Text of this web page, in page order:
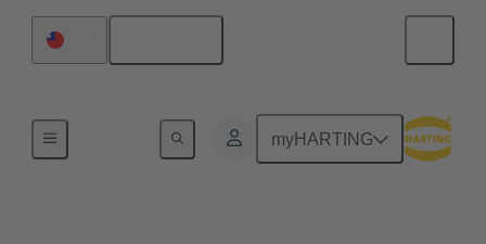
myHARTING